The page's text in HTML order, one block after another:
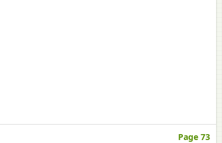
Page 73